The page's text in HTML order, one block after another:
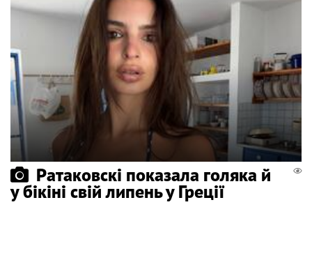
Ратаковскі показала голяка й
у бікіні свій липень у Греції